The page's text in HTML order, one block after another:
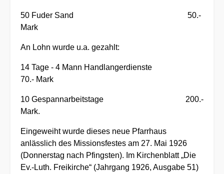
50 Fuder Sand 50.-
Mark
An Lohn wurde u.a. gezahlt:
14 Tage - 4 Mann Handlangerdienste
70.- Mark
10 Gespannarbeitstage 200.-
Mark.
Eingeweiht wurde dieses neue Pfarrhaus
anlässlich des Missionsfestes am 27. Mai 1926
(Donnerstag nach Pfingsten). Im Kirchenblatt „Die
Ev.-Luth. Freikirche“ (Jahrgang 1926, Ausgabe 51)